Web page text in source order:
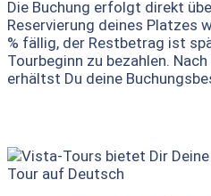
Die Buchung erfolgt direkt
Reservierung deines Platzes
% fällig, der Restbetrag ist
Tourbeginn zu bezahlen.
erhältst Du deine